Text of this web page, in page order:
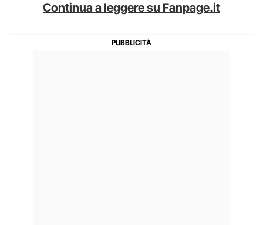
Continua a leggere su Fanpage.it